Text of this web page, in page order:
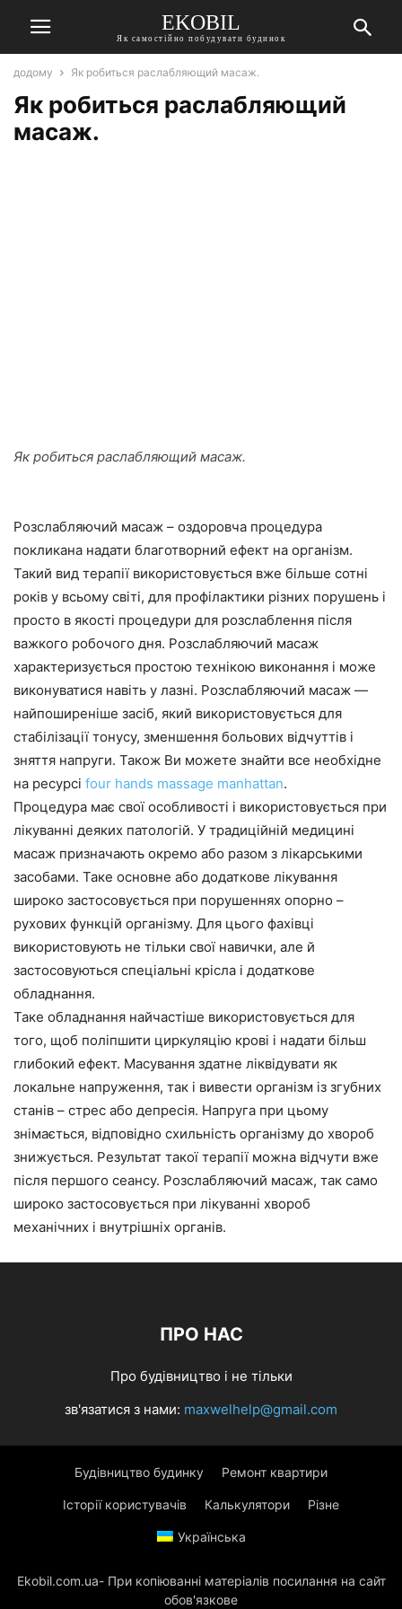
EKOBIL
Як самостійно побудувати будинок
додому Як робиться раслабляющий масаж.
Як робиться раслабляющий
масаж.
Як робиться раслабляющий масаж.
Розслабляючий масаж – оздоровча процедура
покликана надати благотворний ефект на організм.
Такий вид терапії використовується вже більше сотні
років у всьому світі, для профілактики різних порушень і
просто в якості процедури для розслаблення після
важкого робочого дня. Розслабляючий масаж
характеризується простою технікою виконання і може
виконуватися навіть у лазні. Розслабляючий масаж —
найпоширеніше засіб, який використовується для
стабілізації тонусу, зменшення больових відчуттів і
зняття напруги. Також Ви можете знайти все необхідне
на ресурсі four hands massage manhattan.
Процедура має свої особливості і використовується при
лікуванні деяких патологій. У традиційній медицині
масаж призначають окремо або разом з лікарськими
засобами. Таке основне або додаткове лікування
широко застосовується при порушеннях опорно –
рухових функцій організму. Для цього фахівці
використовують не тільки свої навички, але й
застосовуються спеціальні крісла і додаткове
обладнання.
Таке обладнання найчастіше використовується для
того, щоб поліпшити циркуляцію крові і надати більш
глибокий ефект. Масування здатне ліквідувати як
локальне напруження, так і вивести організм із згубних
станів – стрес або депресія. Напруга при цьому
знімається, відповідно схильність організму до хвороб
знижується. Результат такої терапії можна відчути вже
після першого сеансу. Розслабляючий масаж, так само
широко застосовується при лікуванні хвороб
механічних і внутрішніх органів.
ПРО НАС
Про будівництво і не тільки
зв'язатися з нами: maxwelhelp@gmail.com
Будівництво будинку Ремонт квартири
Історії користувачів Калькулятори Різне
Українська
Ekobil.com.ua- При копіюванні матеріалів посилання на сайт
обов'язкове